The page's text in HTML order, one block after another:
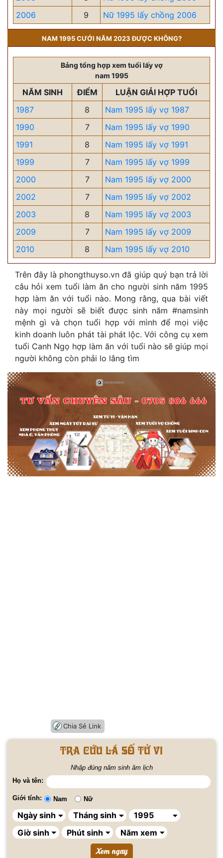
2006
9 Nữ 1995 lấy chồng 2006
NAM 1995 CƯỚI NĂM 2023 ĐƯỢC KHÔNG?
Bảng tổng hợp xem tuổi lấy vợ
nam 1995
NĂM SINH ĐIỂM
LUẬN GIẢI HỢP TUỔI
1987
8
Nam 1995 lấy vợ 1987
1990
7
Nam 1995 lấy vợ 1990
1991
8
Nam 1995 lấy vợ 1991
1999
7
Nam 1995 lấy vợ 1999
2000
7
Nam 1995 lấy vợ 2000
2002
7
Nam 1995 lấy vợ 2002
2003
8
Nam 1995 lấy vợ 2003
2009
7
Nam 1995 lấy vợ 2009
2010
8 Nam 1995 lấy vợ 2010
Trên đây là phongthuyso.vn đã giúp quý bạn trả lời
câu hỏi xem tuổi làm ăn cho người sinh năm 1995
hợp làm ăn với tuổi nào. Mong rằng, qua bài viết
này mọi người sẽ biết được sinh năm #namsinh
mệnh gì và chọn tuổi hợp với mình để mọi việc
kinh doanh luôn phát tài phát lộc. Với công cụ xem
tuổi Canh Ngọ hợp làm ăn với tuổi nào sẽ giúp mọi
người không còn phải lo lắng tìm
Chia Sẻ Link
Tra cứu lá số tử vi
Nhập đúng năm sinh âm lịch
Họ và tên:
Giới tính: Nam Nữ